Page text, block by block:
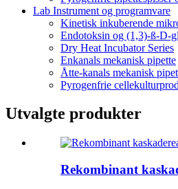
Lab Instrument og programvare
Kinetisk inkuberende
Endotoksin og (1,3)-ß-D-
Dry Heat Incubator Series
Enkanals mekanisk pipette
Åtte-kanals mekanisk
Pyrogenfrie
Utvalgte produkter
Rekombinant